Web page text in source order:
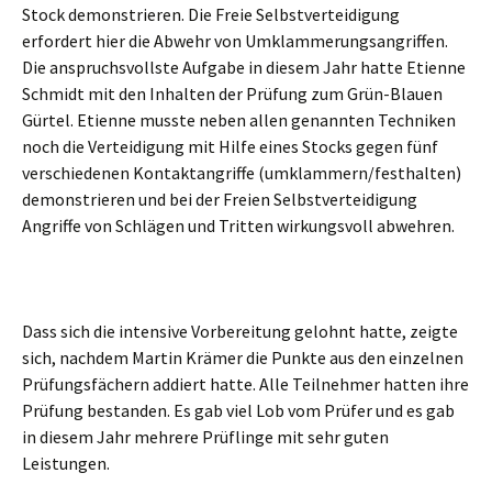
Stock demonstrieren. Die Freie Selbstverteidigung
erfordert hier die Abwehr von Umklammerungsangriffen.
Die anspruchsvollste Aufgabe in diesem Jahr hatte Etienne
Schmidt mit den Inhalten der Prüfung zum Grün-Blauen
Gürtel. Etienne musste neben allen genannten Techniken
noch die Verteidigung mit Hilfe eines Stocks gegen fünf
verschiedenen Kontaktangriffe (umklammern/festhalten)
demonstrieren und bei der Freien Selbstverteidigung
Angriffe von Schlägen und Tritten wirkungsvoll abwehren.
Dass sich die intensive Vorbereitung gelohnt hatte, zeigte
sich, nachdem Martin Krämer die Punkte aus den einzelnen
Prüfungsfächern addiert hatte. Alle Teilnehmer hatten ihre
Prüfung bestanden. Es gab viel Lob vom Prüfer und es gab
in diesem Jahr mehrere Prüflinge mit sehr guten
Leistungen.